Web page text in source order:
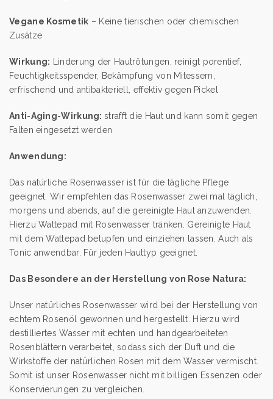
Vegane Kosmetik – Keine tierischen oder chemischen
Zusätze
Wirkung: Linderung der Hautrötungen, reinigt porentief,
Feuchtigkeitsspender, Bekämpfung von Mitessern,
erfrischend und antibakteriell, effektiv gegen Pickel
Anti-Aging-Wirkung: strafft die Haut und kann somit gegen
Falten eingesetzt werden
Anwendung:
Das natürliche Rosenwasser ist für die tägliche Pflege
geeignet. Wir empfehlen das Rosenwasser zwei mal täglich,
morgens und abends, auf die gereinigte Haut anzuwenden.
Hierzu Wattepad mit Rosenwasser tränken. Gereinigte Haut
mit dem Wattepad betupfen und einziehen lassen. Auch als
Tonic anwendbar. Für jeden Hauttyp geeignet.
Das Besondere an der Herstellung von Rose Natura:
Unser natürliches Rosenwasser wird bei der Herstellung von
echtem Rosenöl gewonnen und hergestellt. Hierzu wird
destilliertes Wasser mit echten und handgearbeiteten
Rosenblättern verarbeitet, sodass sich der Duft und die
Wirkstoffe der natürlichen Rosen mit dem Wasser vermischt.
Somit ist unser Rosenwasser nicht mit billigen Essenzen oder
Konservierungen zu vergleichen.